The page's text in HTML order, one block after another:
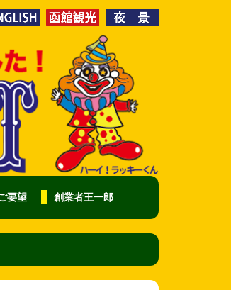
要望 創業者王一郎